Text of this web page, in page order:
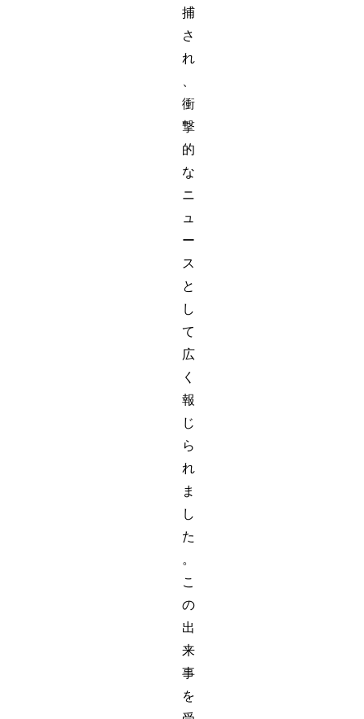
捕
さ
れ
衝
撃
的
な
ニ
ュ
ー
ス
と
し
て
広
く
報
じ
ら
れ
ま
し
た
。
こ
の
出
来
事
を